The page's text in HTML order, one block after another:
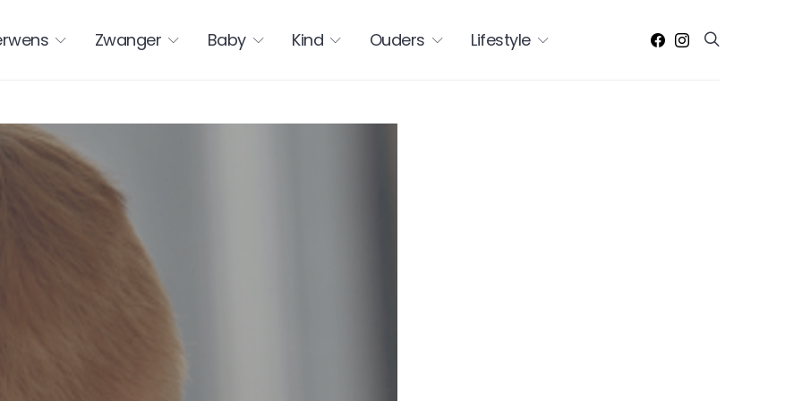
Zwanger Baby Kind Ouders Lifestyle